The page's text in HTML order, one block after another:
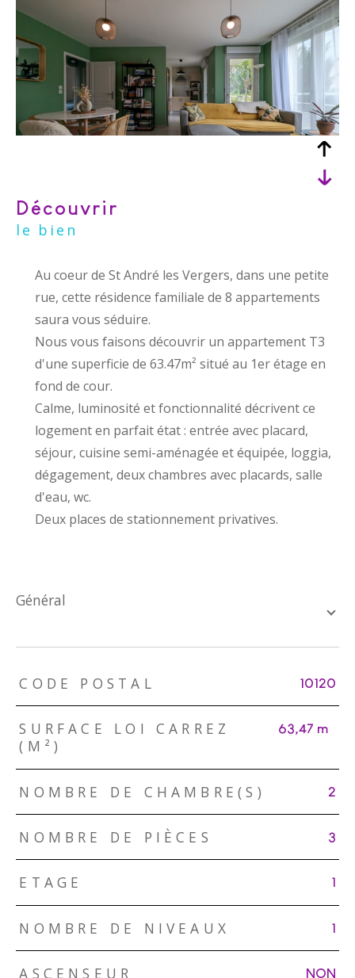
découvrir
le bien
Au coeur de St André les Vergers, dans une petite
rue, cette résidence familiale de 8 appartements
saura vous séduire.
Nous vous faisons découvrir un appartement T3
d'une superficie de 63.47m² situé au 1er étage en
fond de cour.
Calme, luminosité et fonctionnalité décrivent ce
logement en parfait état : entrée avec placard,
séjour, cuisine semi-aménagée et équipée, loggia,
dégagement, deux chambres avec placards, salle
d'eau, wc.
Deux places de stationnement privatives.
général
TRAD_ZEPHYR_Caracteristique TRAD_ZEPHYR_Valeurs
CODE POSTAL 10120
SURFACE LOI CARREZ
(M²)
63,47 m²
NOMBRE DE CHAMBRE(S) 2
NOMBRE DE PIÈCES 3
ETAGE 1
NOMBRE DE NIVEAUX 1
ASCENSEUR NON